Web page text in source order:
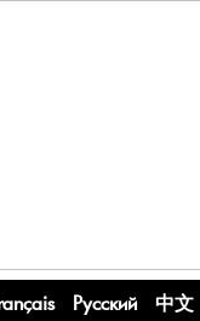
Русский 中文